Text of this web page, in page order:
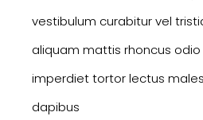
vestibulum curabitur vel
aliquam mattis rhoncus
imperdiet tortor lectus
dapibus